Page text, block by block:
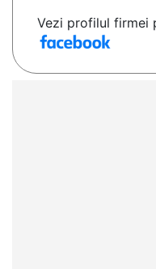
Vezi profilul firmei